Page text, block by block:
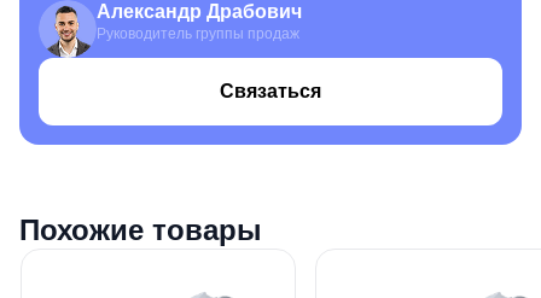
Александр Драбович
Руководитель группы продаж
Связаться
Похожие товары